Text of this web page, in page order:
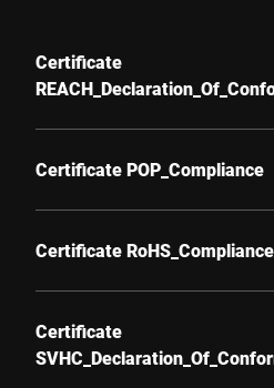
Certificate
Certificate POP_Compliance
Certificate RoHS_Compliance
Certificate